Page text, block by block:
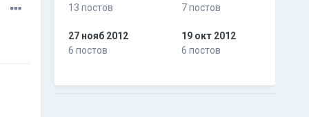
13 постов
7 постов
27 нояб 2012
6 постов
19 окт 2012
6 постов